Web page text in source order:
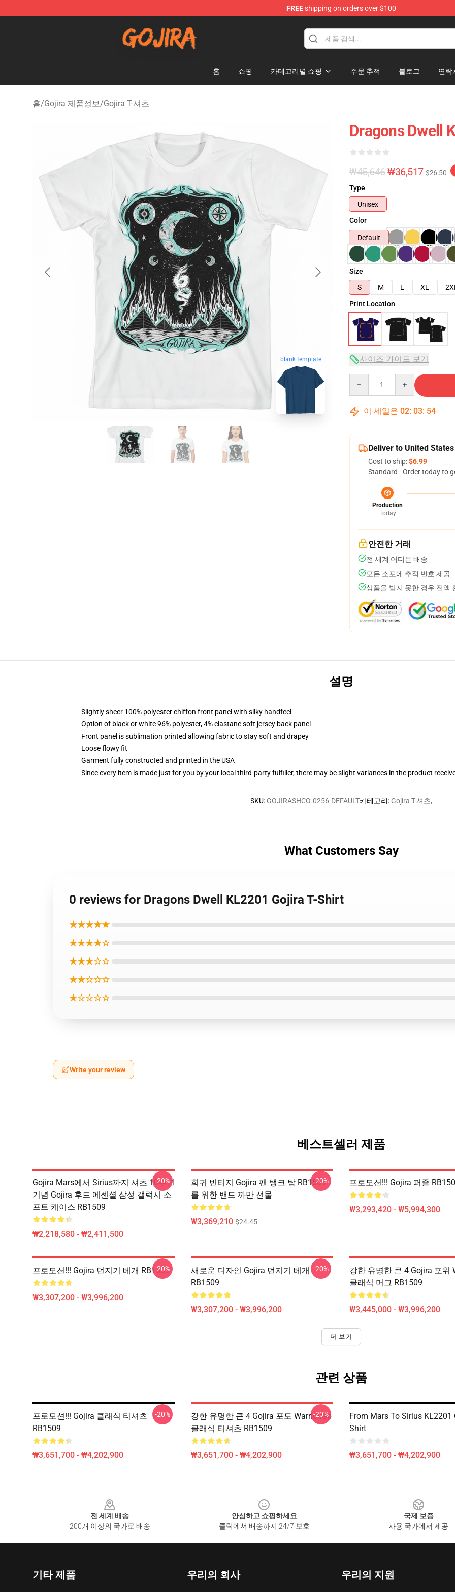
FREEshipping on orders over $100
홈 쇼핑 카테고리별 쇼핑 주문 추적 블로그 연락
홈/Gojira 제품정보/Gojira T-셔츠
blank template
Dragons Dwell
₩45,646₩36,517 $26.50
Type
Unisex
Color
Default
Size
S
M L XL
Print Location
사이즈 가이드 보기
이 세일은 02: 03: 53
Deliver to United States
Cost to ship:$6.99
Standard - Order today to
Production
Today
안전한 거래
전 세계 어디든 배송
모든 소포에 추적 번호 제공
상품을 받지 못한 경우 전액
설명
Slightly sheer 100% polyester chiffon front panel with silky handfeel
Option of black or white 96% polyester, 4% elastane soft jersey back panel
Front panel is sublimation printed allowing fabric to stay soft and drapey
Loose flowy fit
Garment fully constructed and printed in the USA
Since every item is made just for you by your local third-party fulfiller, there may be slight variances in the product
SKU: GOJIRASHCO-0256-DEFAULT카테고리: Gojira T-셔츠,
What Customers Say
0 reviews for Dragons Dwell KL2201 Gojira T-Shirt
★★★★★
★★★★☆
★★★☆☆
★★☆☆☆
★☆☆☆☆
Write your review
베스트셀러 제품
Gojira Mars에서 Sirius까지 셔츠 10주년
기념 Gojira 후드 에센셜 삼성 갤럭시 소
프트 케이스 RB1509
₩2,218,580 - ₩2,411,500
-20%
희귀 빈티지 Gojira 팬 탱크 탑 RB1509
를 위한 밴드 까만 선물
₩3,369,210 $24.45
-20% 프로모션!!! Gojira 퍼즐
₩3,293,420 - ₩5,994,300
프로모션!!! Gojira 던지기 베개 RB1509
₩3,307,200 - ₩3,996,200
-20%
새로운 디자인 Gojira 던지기 베개
RB1509
₩3,307,200 - ₩3,996,200
-20%
강한 유명한 큰 4 Gojira 포위
클래식 머그 RB1509
₩3,445,000 - ₩3,996,200
더 보기
관련 상품
프로모션!!! Gojira 클래식 티셔츠
RB1509
₩3,651,700 - ₩4,202,900
-20%
강한 유명한 큰 4 Gojira 포도 Warriorrap
클래식 티셔츠 RB1509
₩3,651,700 - ₩4,202,900
-20%
From Mars To Sirius KL2201
Shirt
₩3,651,700 - ₩4,202,900
전 세계 배송
200개 이상의 국가로 배송
안심하고 쇼핑하세요
클릭에서 배송까지 24/7 보호
국제 보증
사용 국가에서 제공
기타 제품 우리의 회사 우리의 지원